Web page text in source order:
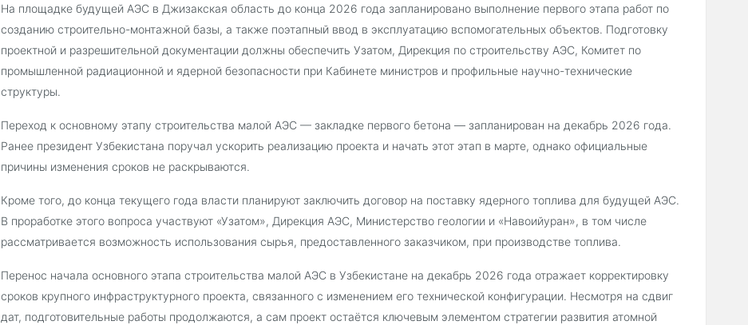
На площадке будущей АЭС в Джизакская область до конца 2026 года запланировано выполнение первого этапа работ по
созданию строительно-монтажной базы, а также поэтапный ввод в эксплуатацию вспомогательных объектов. Подготовку
проектной и разрешительной документации должны обеспечить Узатом, Дирекция по строительству АЭС, Комитет по
промышленной радиационной и ядерной безопасности при Кабинете министров и профильные научно-технические
структуры.
Переход к основному этапу строительства малой АЭС — закладке первого бетона — запланирован на декабрь 2026 года.
Ранее президент Узбекистана поручал ускорить реализацию проекта и начать этот этап в марте, однако официальные
причины изменения сроков не раскрываются.
Кроме того, до конца текущего года власти планируют заключить договор на поставку ядерного топлива для будущей АЭС.
В проработке этого вопроса участвуют «Узатом», Дирекция АЭС, Министерство геологии и «Навоийуран», в том числе
рассматривается возможность использования сырья, предоставленного заказчиком, при производстве топлива.
Перенос начала основного этапа строительства малой АЭС в Узбекистане на декабрь 2026 года отражает корректировку
сроков крупного инфраструктурного проекта, связанного с изменением его технической конфигурации. Несмотря на сдвиг
дат, подготовительные работы продолжаются, а сам проект остаётся ключевым элементом стратегии развития атомной